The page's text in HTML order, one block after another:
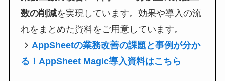
数の削減を実現しています。効果や導入の流
れをまとめた資料をご用意しています。
AppSheetの業務改善の課題と事例が分か
る！AppSheet Magic導入資料はこちら